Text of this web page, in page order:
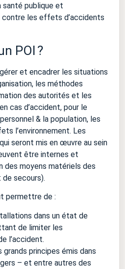
santé publique et
contre les effets d’accidents
POI ?
et encadrer les situations
les méthodes
des autorités et les
cas d’accident, pour le
& la population, les
l’environnement. Les
seront mis en œuvre au sein
être internes et
des moyens matériels des
de secours).
permettre de :
dans un état de
de limiter les
l’accident.
grands principes émis dans
– et entre autres des